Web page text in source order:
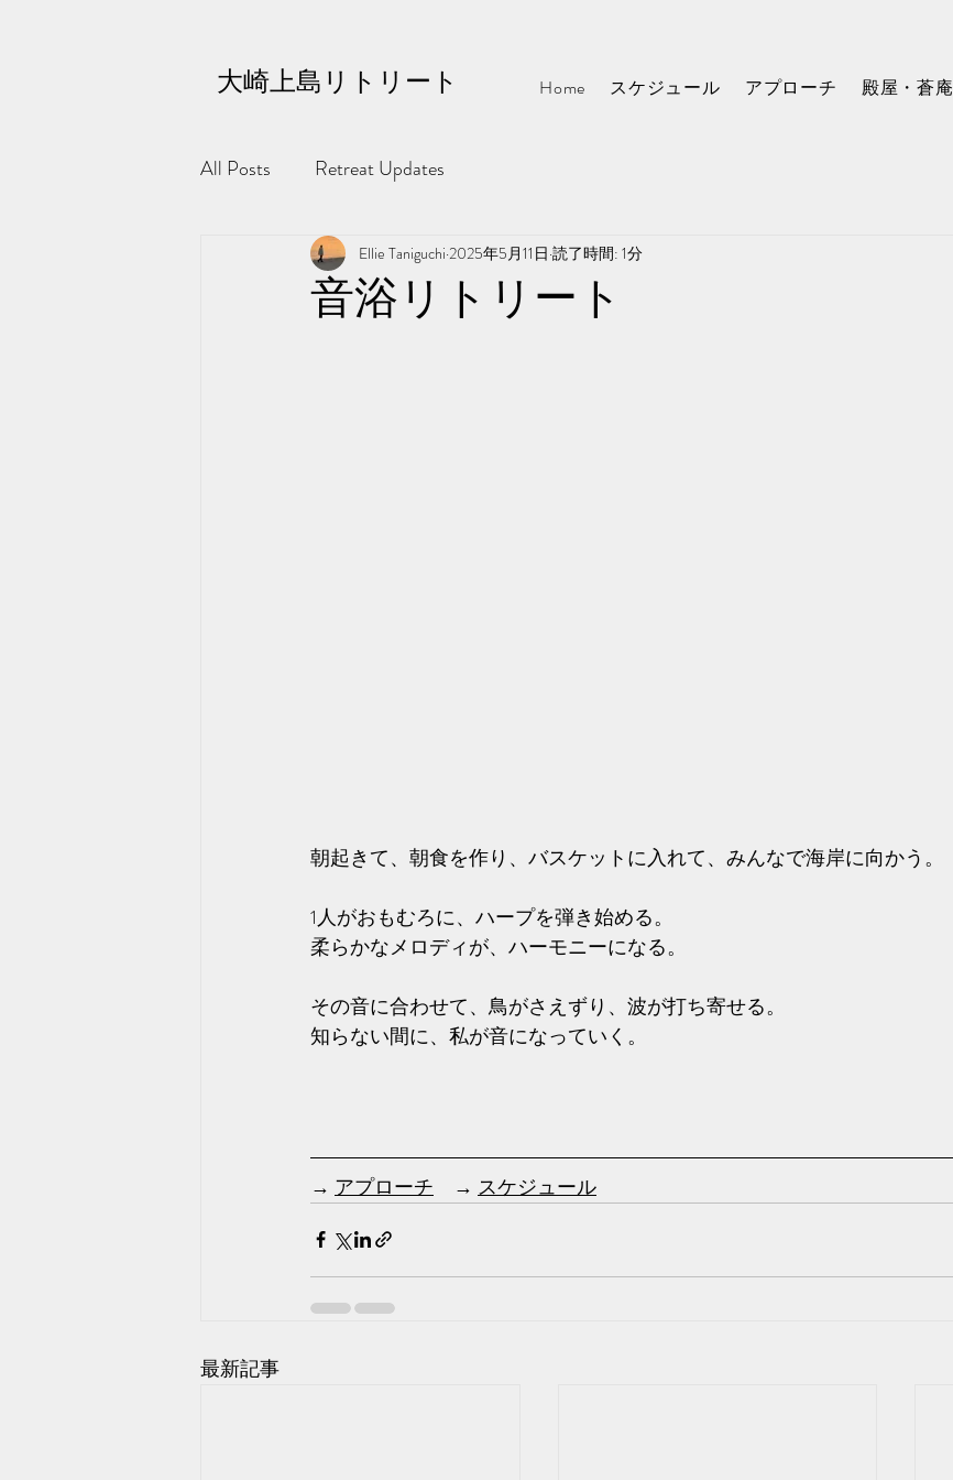
大崎上島リトリート
Home
スケジュール アプローチ 殿屋・蒼庵
All Posts Retreat Updates
音浴リトリート
Ellie Taniguchi 2025年5月11日 読了時間: 1分
朝起きて、朝食を作り、バスケットに入れて、みんなで海岸に向かう。
1人がおもむろに、ハープを弾き始める。
柔らかなメロディが、ハーモニーになる。
その音に合わせて、鳥がさえずり、波が打ち寄せる。
知らない間に、私が音になっていく。
→ アプローチ → スケジュール
最新記事